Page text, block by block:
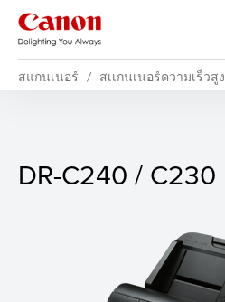
สแกนเนอร์ สเเกนเนอร์ความเร็วสูง
DR-C240 / C230
DR-C240 / C230